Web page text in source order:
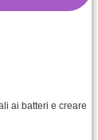
ai batteri e creare